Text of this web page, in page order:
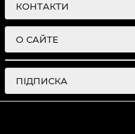
КОНТАКТИ
О САЙТЕ
ПІДПИСКА